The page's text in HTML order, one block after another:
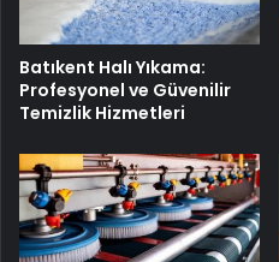
Batıkent Halı Yıkama:
Profesyonel ve Güvenilir
Temizlik Hizmetleri